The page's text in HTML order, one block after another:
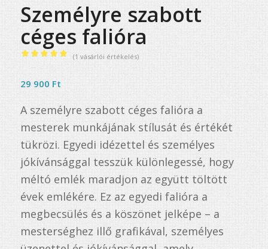
Személyre szabott
céges falióra
5.00az 5-
1
értékelés
alapján
(1 vásárlói értékelés)
29 900 Ft
A személyre szabott céges falióra a
mesterek munkájának stílusát és értékét
tükrözi. Egyedi idézettel és személyes
jókívánsággal tesszük különlegessé, hogy
méltó emlék maradjon az együtt töltött
évek emlékére. Ez az egyedi falióra a
megbecsülés és a köszönet jelképe – a
mesterséghez illő grafikával, személyes